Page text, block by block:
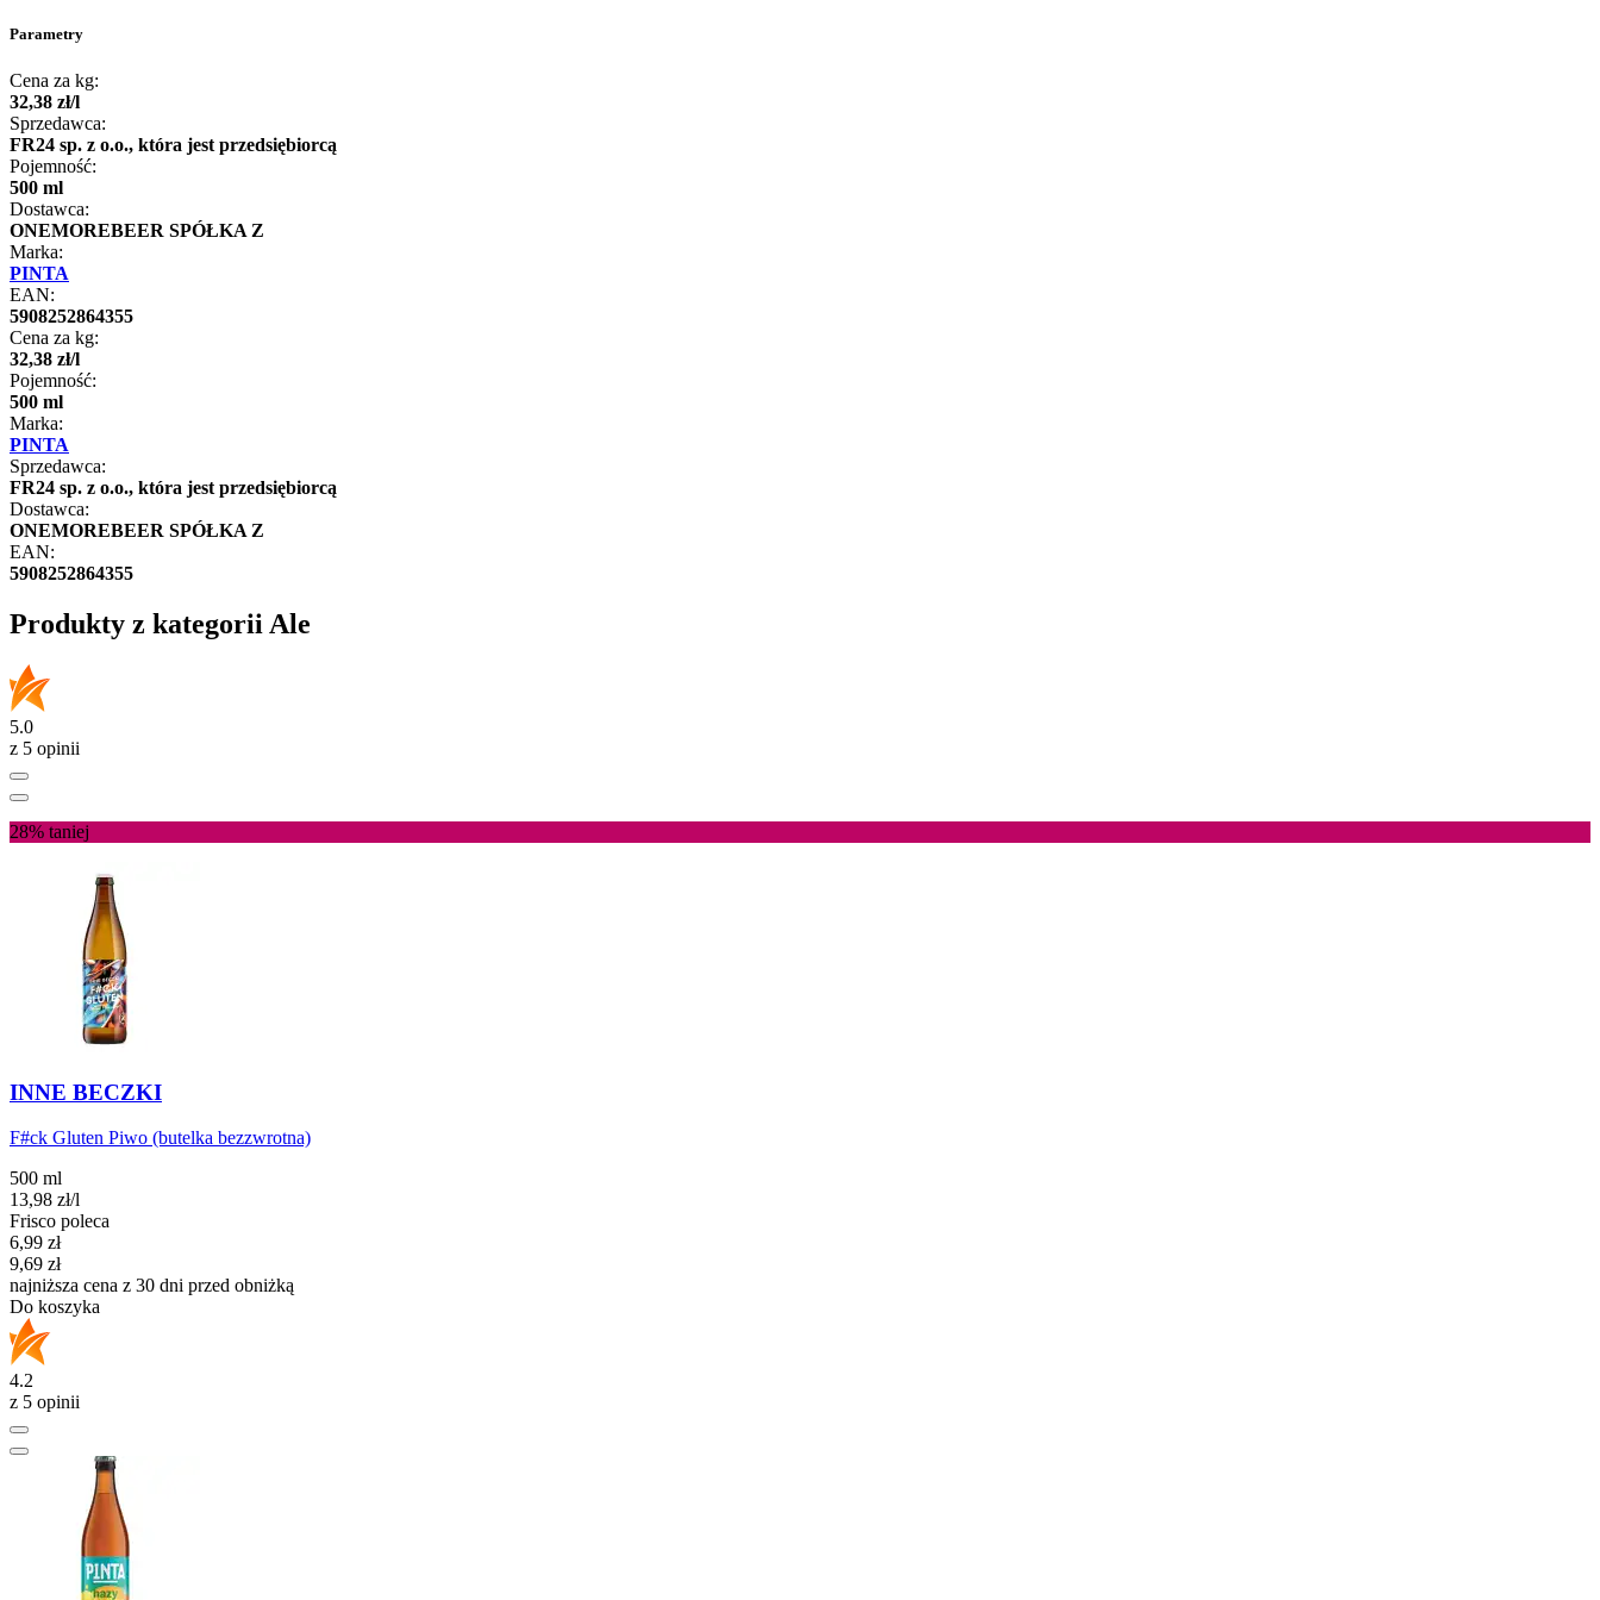
Parametry
Cena za kg:
32,38 zł/l
Sprzedawca:
FR24 sp. z o.o., która jest przedsiębiorcą
Pojemność:
500 ml
Dostawca:
ONEMOREBEER SPÓŁKA Z
Marka:
PINTA
EAN:
5908252864355
Cena za kg:
32,38 zł/l
Pojemność:
500 ml
Marka:
PINTA
Sprzedawca:
FR24 sp. z o.o., która jest przedsiębiorcą
Dostawca:
ONEMOREBEER SPÓŁKA Z
EAN:
5908252864355
Produkty z kategorii Ale
5.0
z 5 opinii
28% taniej
INNE BECZKI
F#ck Gluten Piwo (butelka bezzwrotna)
500 ml
13,98 zł/l
Frisco poleca
Cena promocyjna
6,99 zł
9,69 zł
najniższa cena z 30 dni przed obniżką
Do koszyka
4.2
z 5 opinii